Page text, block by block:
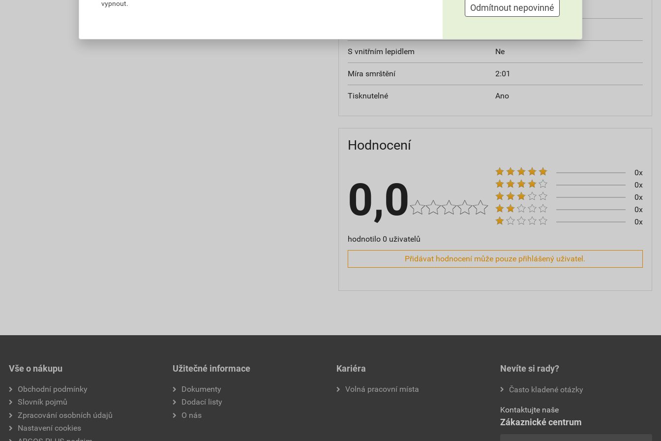
Vnitřní průměr po tepelném smrštění 3,2 mm
S vnitřním lepidlem Ne
Míra smrštění 2:01
Tisknutelné Ano
Hodnocení
0,0
hodnotilo 0 uživatelů
0x
0x
0x
0x
0x
Přidávat hodnocení může pouze přihlášený uživatel.
Vše o nákupu
Obchodní podmínky
Slovník pojmů
Zpracování osobních údajů
Nastavení cookies
Užitečné informace
Dokumenty
Dodací listy
O nás
Kariéra
Volná pracovní místa
Nevíte si rady?
Často kladené otázky
Kontaktujte naše
Zákaznické centrum
vypnout.
Odmítnout nepovinné